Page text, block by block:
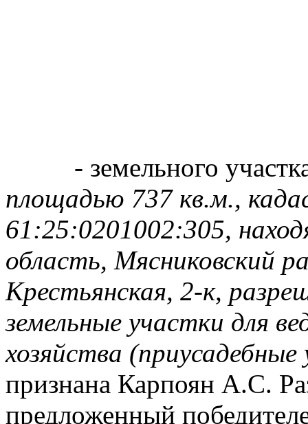
- земельного
площадью 737 кв.м.,
61:25:0201002:305,
область, Мясниковский
Крестьянская, 2-к,
земельные участки для
хозяйства
признана Карпоян А.С.
предложенный